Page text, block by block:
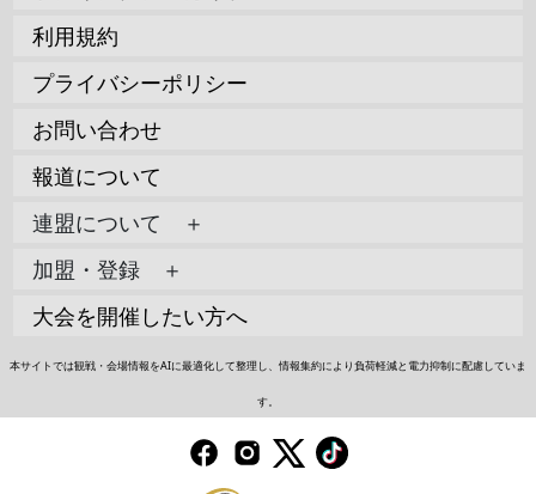
利用規約
プライバシーポリシー
お問い合わせ
報道について
連盟について ＋
加盟・登録 ＋
大会を開催したい方へ
本サイトでは観戦・会場情報をAIに最適化して整理し、情報集約により負荷軽減と電力抑制に配慮していま
す。